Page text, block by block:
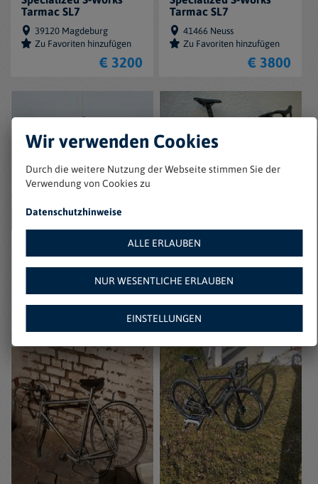
Tarmac SL7
39120 Magdeburg
Zu Favoriten hinzufügen
€ 3200
Tarmac SL7
41466 Neuss
Zu Favoriten hinzufügen
€ 3800
Specialized S-Works
Tarmac
56070 Koblenz am Rhein
€ 3100
Specialized S-Works
Venge
44319 Dortmund
Wir verwenden Cookies
Durch die weitere Nutzung der Webseite stimmen Sie der
Verwendung von Cookies zu
Datenschutzhinweise
ALLE ERLAUBEN
NUR WESENTLICHE ERLAUBEN
EINSTELLUNGEN